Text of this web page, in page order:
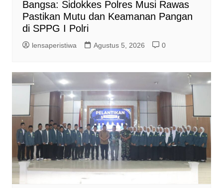
Bangsa: Sidokkes Polres Musi Rawas
Pastikan Mutu dan Keamanan Pangan
di SPPG I Polri
lensaperistiwa Agustus 5, 2026 0